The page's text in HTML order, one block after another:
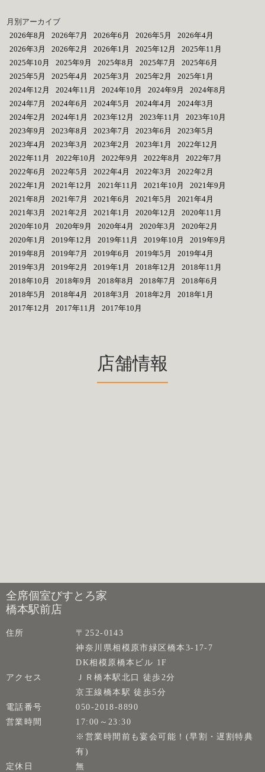
月別アーカイブ
2026年8月
2026年7月 2026年6月 2026年5月
2026年4月
2026年3月
2026年2月 2026年1月 2025年12月
2025年11月
2025年10月
2025年9月 2025年8月 2025年7月
2025年6月
2025年5月
2025年4月 2025年3月 2025年2月
2025年1月
2024年12月
2024年11月 2024年10月 2024年9月
2024年8月
2024年7月
2024年6月 2024年5月 2024年4月
2024年3月
2024年2月
2024年1月 2023年12月 2023年11月
2023年10月
2023年9月
2023年8月 2023年7月 2023年6月
2023年5月
2023年4月
2023年3月 2023年2月 2023年1月
2022年12月
2022年11月
2022年10月 2022年9月 2022年8月
2022年7月
2022年6月
2022年5月 2022年4月 2022年3月
2022年2月
2022年1月
2021年12月 2021年11月 2021年10月
2021年9月
2021年8月
2021年7月 2021年6月 2021年5月
2021年4月
2021年3月
2021年2月 2021年1月 2020年12月
2020年11月
2020年10月
2020年9月 2020年4月 2020年3月
2020年2月
2020年1月
2019年12月 2019年11月 2019年10月
2019年9月
2019年8月
2019年7月 2019年6月 2019年5月
2019年4月
2019年3月
2019年2月 2019年1月 2018年12月
2018年11月
2018年10月
2018年9月 2018年8月 2018年7月
2018年6月
2018年5月
2018年4月 2018年3月 2018年2月
2018年1月
2017年12月
2017年11月 2017年10月
店舗情報
全席個室びすとろ家
橋本駅前店
住所
〒252-0143
神奈川県相模原市緑区橋本3-17-7
DK相模原橋本ビル 1F
アクセス
ＪＲ橋本駅北口 徒歩2分
京王線橋本駅 徒歩5分
電話番号
050-2018-8890
営業時間
17:00～23:30
※営業時間前も宴会可能！(早割・遅割特典
有)
定休日
無